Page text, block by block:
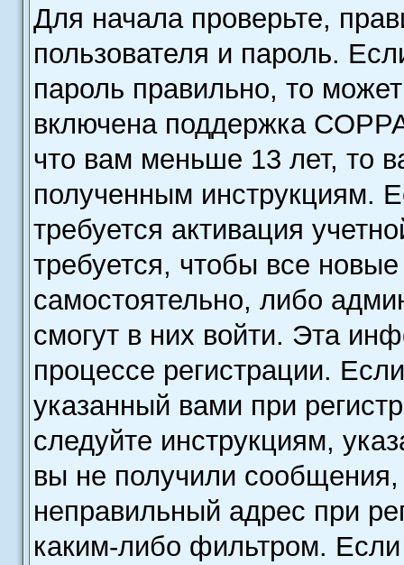
Для начала проверьте,
пользователя и пароль.
пароль правильно, то
включена поддержка
что вам меньше 13 лет, то
полученным инструкциям.
требуется активация
требуется, чтобы все
самостоятельно, либо
смогут в них войти. Эта
процессе регистрации.
указанный вами при
следуйте инструкциям,
вы не получили
неправильный адрес при
каким-либо фильтром.